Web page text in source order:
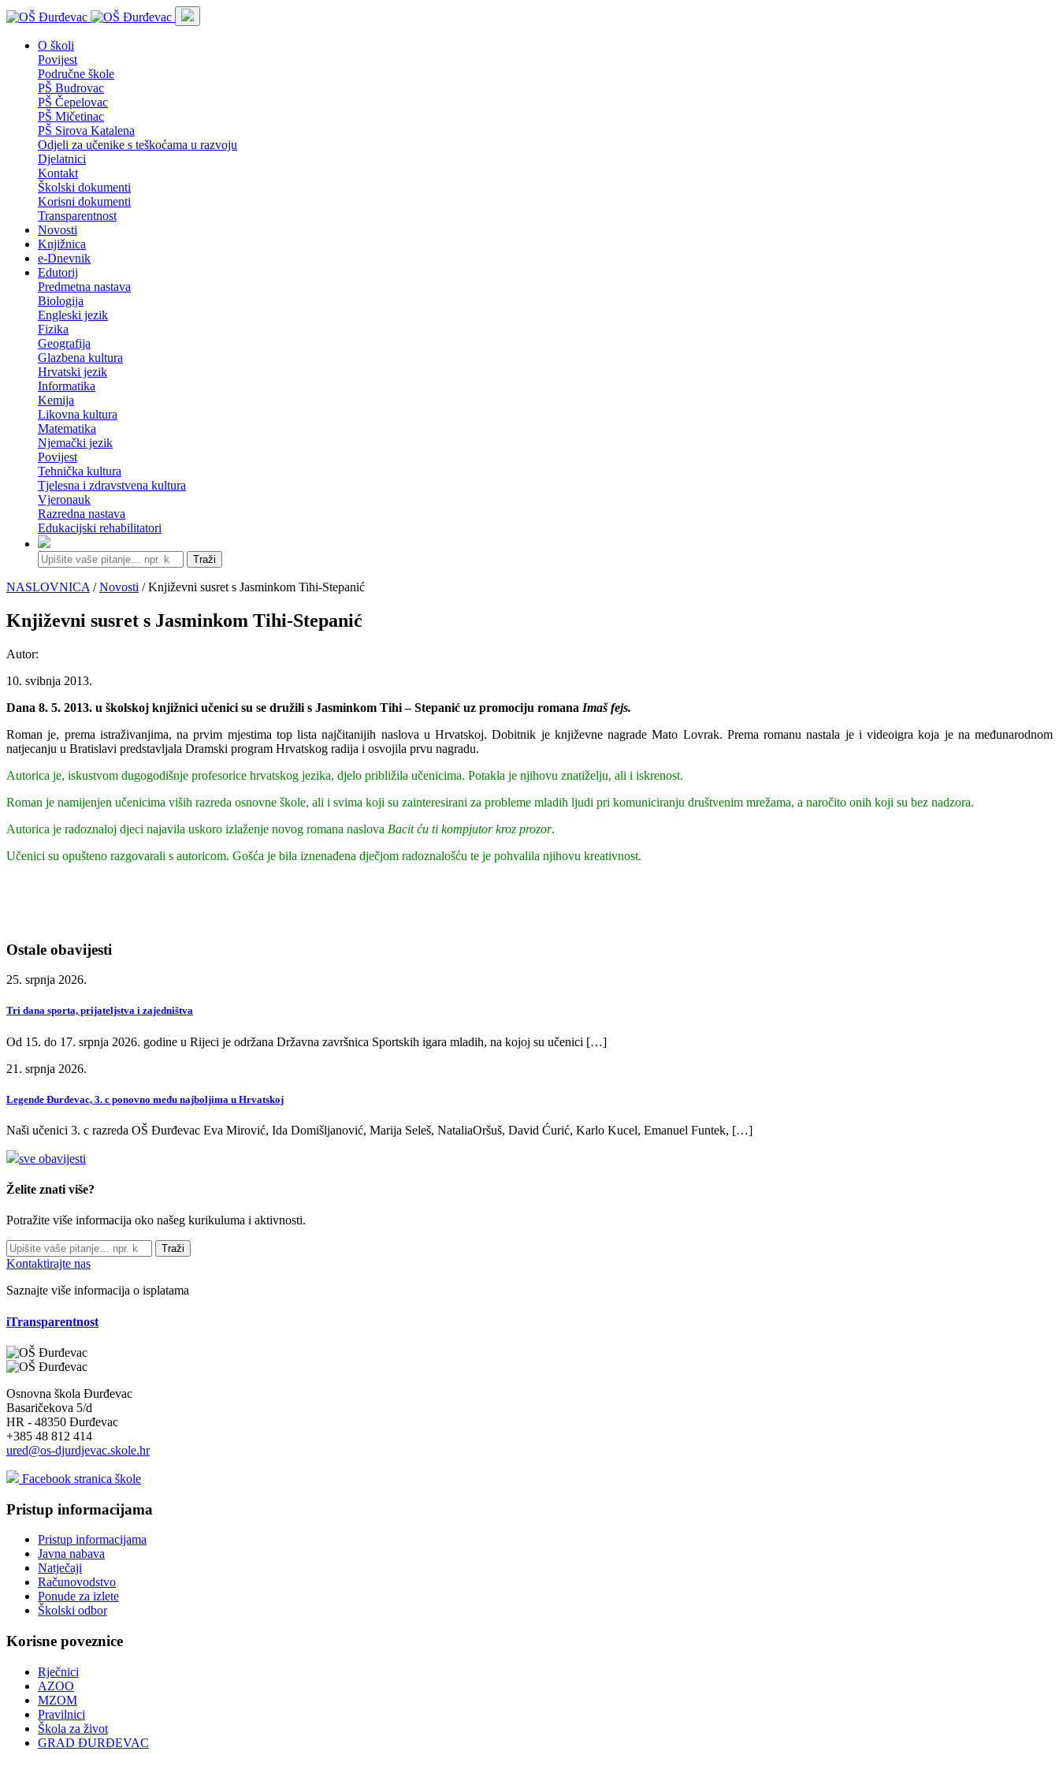
O školi
Povijest
Područne škole
PŠ Budrovac
PŠ Čepelovac
PŠ Mičetinac
PŠ Sirova Katalena
Odjeli za učenike s teškoćama u razvoju
Djelatnici
Kontakt
Školski dokumenti
Korisni dokumenti
Transparentnost
Novosti
Knjižnica
e-Dnevnik
Edutorij
Predmetna nastava
Biologija
Engleski jezik
Fizika
Geografija
Glazbena kultura
Hrvatski jezik
Informatika
Kemija
Likovna kultura
Matematika
Njemački jezik
Povijest
Tehnička kultura
Tjelesna i zdravstvena kultura
Vjeronauk
Razredna nastava
Edukacijski rehabilitatori
Traži
NASLOVNICA /Novosti / Književni susret s Jasminkom Tihi-Stepanić
Književni susret s Jasminkom Tihi-Stepanić
Autor:
10. svibnja 2013.
Dana 8. 5. 2013. u školskoj knjižnici učenici su se družili s Jasminkom Tihi – Stepanić uz promociju romana Imaš fejs.
Roman je, prema istraživanjima, na prvim mjestima top lista najčitanijih naslova u Hrvatskoj. Dobitnik je književne nagrade Mato Lovrak. Prema romanu nastala je i videoigra koja je na međunarodnom
natjecanju u Bratislavi predstavljala Dramski program Hrvatskog radija i osvojila prvu nagradu.
Autorica je, iskustvom dugogodišnje profesorice hrvatskog jezika, djelo približila učenicima. Potakla je njihovu znatiželju, ali i iskrenost.
Roman je namijenjen učenicima viših razreda osnovne škole, ali i svima koji su zainteresirani za probleme mladih ljudi pri komuniciranju društvenim mrežama, a naročito onih koji su bez nadzora.
Autorica je radoznaloj djeci najavila uskoro izlaženje novog romana naslova Bacit ću ti kompjutor kroz prozor.
Učenici su opušteno razgovarali s autoricom. Gošća je bila iznenađena dječjom radoznalošću te je pohvalila njihovu kreativnost.
Ostale obavijesti
25. srpnja 2026.
Tri dana sporta, prijateljstva i zajedništva
Od 15. do 17. srpnja 2026. godine u Rijeci je održana Državna završnica Sportskih igara mladih, na kojoj su učenici […]
21. srpnja 2026.
Legende Đurđevac, 3. c ponovno među najboljima u Hrvatskoj
Naši učenici 3. c razreda OŠ Đurđevac Eva Mirović, Ida Domišljanović, Marija Seleš, NataliaOršuš, David Ćurić, Karlo Kucel, Emanuel Funtek, […]
sve obavijesti
Želite znati više?
Potražite više informacija oko našeg kurikuluma i aktivnosti.
Traži
Kontaktirajte nas
Saznajte više informacija o isplatama
iTransparentnost
Osnovna škola Đurđevac
Basaričekova 5/d
HR - 48350 Đurđevac
+385 48 812 414
ured@os-djurdjevac.skole.hr
Facebook stranica škole
Pristup informacijama
Pristup informacijama
Javna nabava
Natječaji
Računovodstvo
Ponude za izlete
Školski odbor
Korisne poveznice
Rječnici
AZOO
MZOM
Pravilnici
Škola za život
GRAD ĐURĐEVAC